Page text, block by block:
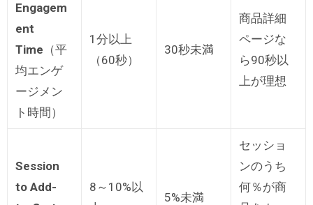
Engagem
ent
Time （平
均エンゲ
ージメン
ト時間）
1分以上
（60秒）
30秒未満
商品詳細
ページな
ら90秒以
上が理想
Session
to Add-
8～10%以
5%未満
セッショ
ンのうち
何％が商